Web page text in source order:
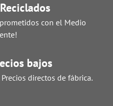
con el Medio
bajos
directos de fábrica.